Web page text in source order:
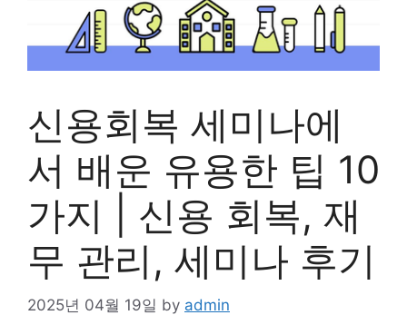
신용회복 세미나에
서 배운 유용한 팁 10
가지 | 신용 회복, 재
무 관리, 세미나 후기
2025년 04월 19일 by admin